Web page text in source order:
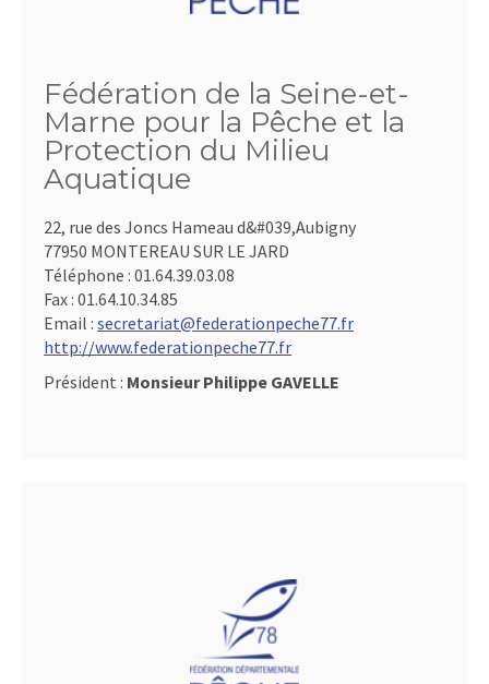
Fédération de la Seine-et-
Marne pour la Pêche et la
Protection du Milieu
Aquatique
22, rue des Joncs Hameau d&#039,Aubigny
77950 MONTEREAU SUR LE JARD
Téléphone : 01.64.39.03.08
Fax : 01.64.10.34.85
Email : secretariat@federationpeche77.fr
http://www.federationpeche77.fr
Président : Monsieur Philippe GAVELLE